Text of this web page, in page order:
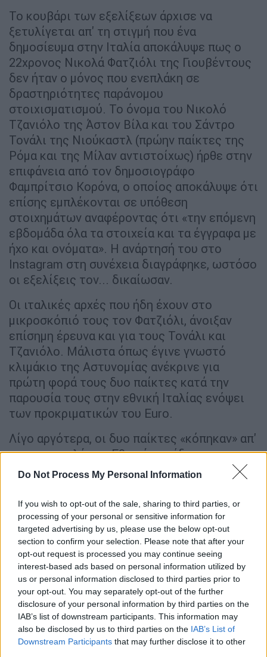
Do Not Process My Personal Information
If you wish to opt-out of the sale, sharing to third parties, or
processing of your personal or sensitive information for
targeted advertising by us, please use the below opt-out
section to confirm your selection. Please note that after your
opt-out request is processed you may continue seeing
interest-based ads based on personal information utilized by
us or personal information disclosed to third parties prior to
your opt-out. You may separately opt-out of the further
disclosure of your personal information by third parties on the
IAB’s list of downstream participants. This information may
also be disclosed by us to third parties on the IAB’s List of
Downstream Participants that may further disclose it to other
Το κουβάρι των εξελίξεων άρχισε να
ξετυλίγεται απ' τη στιγμή που ένα
δημοσίευμα στην Ιταλία αποκάλυψε πως ο
22χρονος Νικολά Φατζιόλι της Γιουβέντους
δεν ήταν ο μόνος που ενεπλάκη σε
δραστηριότητες παράνομου
στοιχισματισμού. Το όνομα του Νικολό
Τζανιόλο της Άστον Βίλα και του Σάντρο
Τονάλι της Νιούκαστλ (πρώην παίκτες της
Ρόμα και της Μίλαν αντιστοίχως) ήρθε στην
επιφάνεια από τον δημοσιογράφο
Φαμπρίτσιο Κορόνα, ο οποίος αποκάλυψε ότι
επίσης εμπλέκονται σε υπόθεση
στοιχημάτων αναφέροντας ότι «την επόμενη
εβδομάδα όλα τα στοιχεία και τα έγγραφα με
ήχο και ονόματα». Η ανάρτησή του στο
Instagram στη συνέχεια διαγράφηκε, ωστόσο
οι εξελίξεις τον... δικαίωσαν.
Οι ιταλικές αρχές που ήδη έχουν στο
μικροσκόπιό τους τον Φατζιόλι, άνοιξαν
επίσημη έρευνα και για τους Τονάλι και
Τζανιόλο. Μάλιστα όπως έγινε γνωστό
κλιμάκιο της Αστυνομίας ανέκρινε για
πρώτη φορά τους δυο παίκτες κατά την
παρουσία τους στην εθνική Ιταλίας ενόψει
των προκριματικών του Euro.
Λίγο αργότερα, οι δυο παίκτες «κόπηκαν» απ'
την αποστολή της Εθνικής ομάδας για τα
ματς με τη Μάλτα και την Αγγλία. Η ιταλική
Ομοσπονδία τόνισε πως θέλησε να
προστατεύσει τους δύο παίκτες, ωστόσο
είναι σαφές ότι με αυτές τις κατηγορίες να
επικρέμονται από πάνω τους κάθε άλλο παρά
συνετό θα ήταν να παραμείνουν στην εθνική
ομάδα.
Η ανακοίνωση της ιταλικής
ομοσπονδίας
Η ιταλική ομοσπονδία ανέφερε τα εξής: «Η
Ομοσπονδία ανακοινώνει ότι, αργά το